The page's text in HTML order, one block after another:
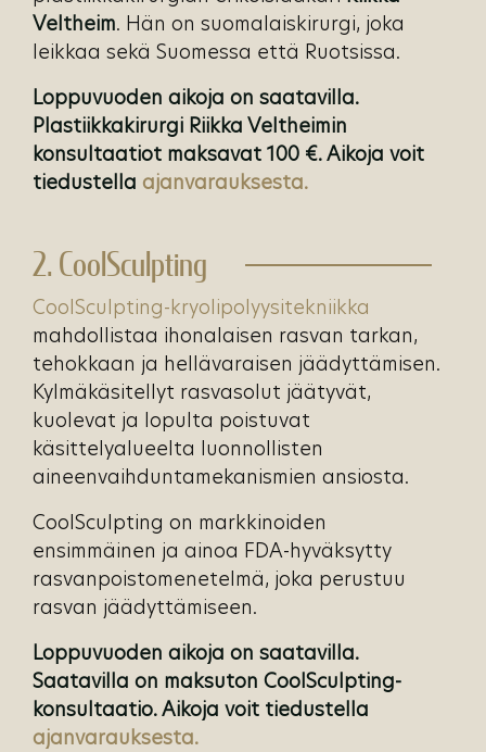
Veltheim. Hän on suomalaiskirurgi, joka
leikkaa sekä Suomessa että Ruotsissa.
Loppuvuoden aikoja on saatavilla.
Plastiikkakirurgi Riikka Veltheimin
konsultaatiot maksavat 100 €. Aikoja voit
tiedustella ajanvarauksesta.
2. CoolSculpting
CoolSculpting-kryolipolyysitekniikka
mahdollistaa ihonalaisen rasvan tarkan,
tehokkaan ja hellävaraisen jäädyttämisen.
Kylmäkäsitellyt rasvasolut jäätyvät,
kuolevat ja lopulta poistuvat
käsittelyalueelta luonnollisten
aineenvaihduntamekanismien ansiosta.
CoolSculpting on markkinoiden
ensimmäinen ja ainoa FDA-hyväksytty
rasvanpoistomenetelmä, joka perustuu
rasvan jäädyttämiseen.
Loppuvuoden aikoja on saatavilla.
Saatavilla on maksuton CoolSculpting-
konsultaatio. Aikoja voit tiedustella
ajanvarauksesta.